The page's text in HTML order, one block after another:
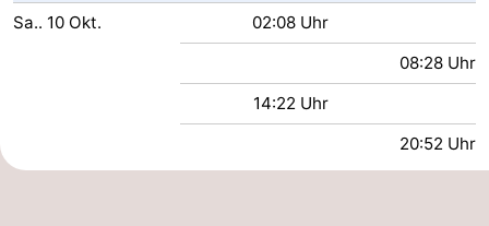
Sa.. 10 Okt.
02:08 Uhr
08:28 Uhr
14:22 Uhr
20:52 Uhr